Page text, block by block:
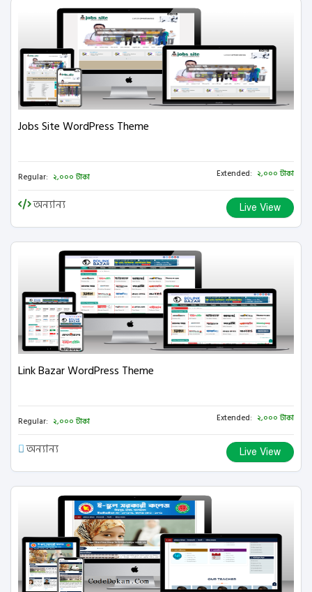
Jobs Site WordPress Theme
Regular: ২,০০০ টাকা Extended: ২,০০০ টাকা
অন্যান্য Live View
Link Bazar WordPress Theme
Regular: ২,০০০ টাকা Extended: ২,০০০ টাকা
অন্যান্য Live View